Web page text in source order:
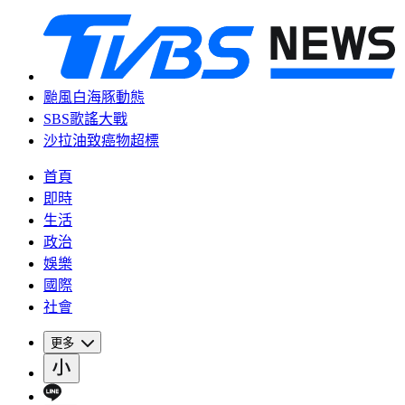
颱風白海豚動態
SBS歌謠大戰
沙拉油致癌物超標
首頁
即時
生活
政治
娛樂
國際
社會
更多